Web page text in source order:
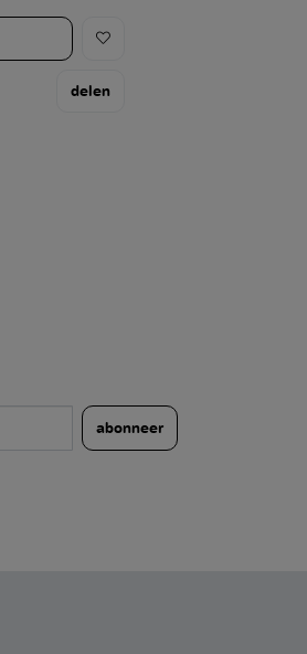
delen
abonneer